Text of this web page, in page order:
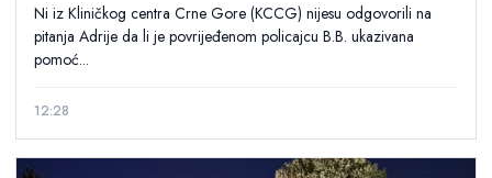
Ni iz Kliničkog centra Crne Gore (KCCG) nijesu odgovorili na
pitanja Adrije da li je povrijeđenom policajcu B.B. ukazivana
pomoć...
12:28